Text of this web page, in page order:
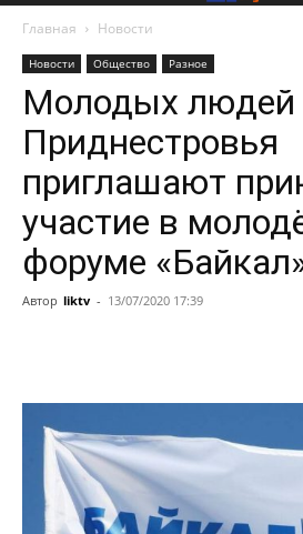
Главная Новости
Новости Общество Разное
Молодых людей
Приднестровья
приглашают
участие в
форуме
Автор liktv - 13/07/2020 17:39